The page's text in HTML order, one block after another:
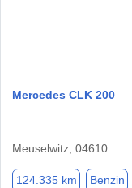
Mercedes CLK 200
Meuselwitz, 04610
124.335 km Benzin